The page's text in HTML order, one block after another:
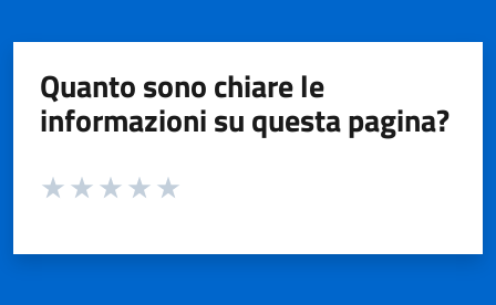
Quanto sono chiare le
informazioni su questa pagina?
Valuta da 1 a 5 stelle la pagina